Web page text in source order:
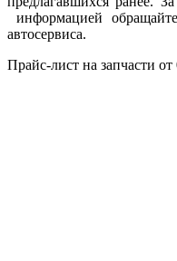
информацией
автосервиса.
Прайс-лист на запчасти